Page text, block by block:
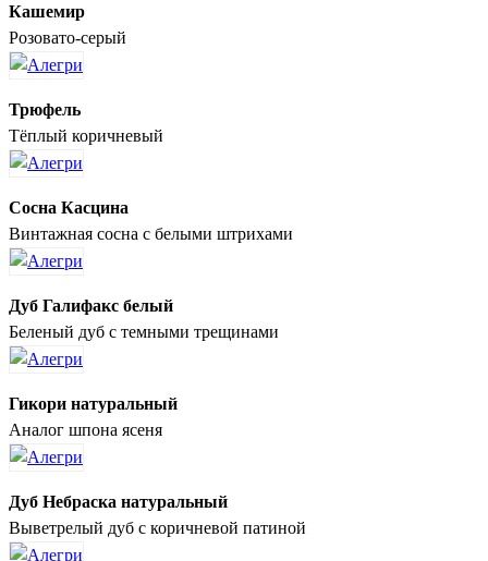
Кашемир
Розовато-серый
Трюфель
Тёплый коричневый
Сосна Касцина
Винтажная сосна с белыми штрихами
Дуб Галифакс белый
Беленый дуб с темными трещинами
Гикори натуральный
Аналог шпона ясеня
Дуб Небраска натуральный
Выветрелый дуб с коричневой патиной